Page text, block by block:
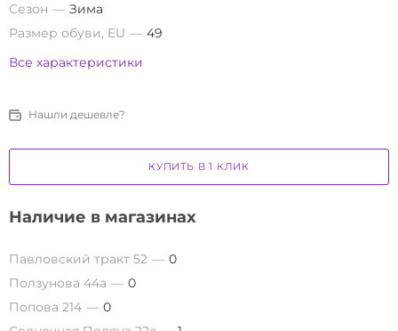
Сезон
Зима
Размер обуви, EU
49
Все характеристики
Нашли дешевле?
КУПИТЬ В 1 КЛИК
Наличие в магазинах
Павловский тракт 52
0
Ползунова 44а
0
Попова 214
0